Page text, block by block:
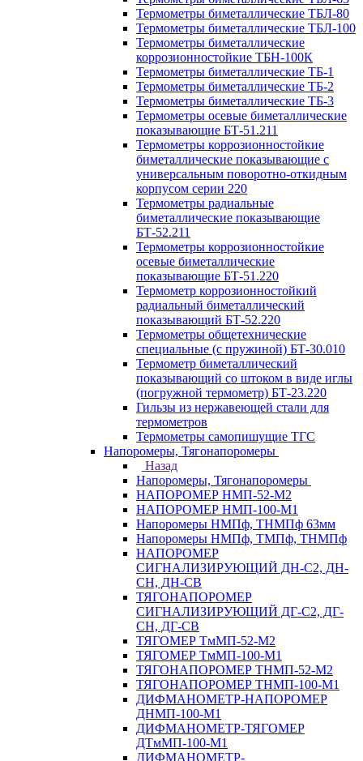
Термометры биметаллические ТБЛ-80
Термометры биметаллические ТБЛ-100
Термометры биметаллические
коррозионностойкие ТБН-100К
Термометры биметаллические ТБ-1
Термометры биметаллические ТБ-2
Термометры биметаллические ТБ-3
Термометры осевые биметаллические
показывающие БТ-51.211
Термометры коррозионностойкие
биметаллические показывающие с
универсальным поворотно-откидным
корпусом серии 220
Термометры радиальные
биметаллические показывающие
БТ-52.211
Термометры коррозионностойкие
осевые биметаллические
показывающие БТ-51.220
Термометр коррозионностойкий
радиальный биметаллический
показывающий БТ-52.220
Термометры общетехнические
специальные (с пружиной) БТ-30.010
Термометр биметаллический
показывающий со штоком в виде иглы
(погружной термометр) БТ-23.220
Гильзы из нержавеющей стали для
термометров
Термометры самопишущие ТГС
Напоромеры, Тягонапоромеры
Назад
Напоромеры, Тягонапоромеры
НАПОРОМЕР НМП-52-М2
НАПОРОМЕР НМП-100-М1
Напоромеры НМПф, ТНМПф 63мм
Напоромеры НМПф, ТМПф, ТНМПф
НАПОРОМЕР
СИГНАЛИЗИРУЮЩИЙ ДН-С2, ДН-
СН, ДН-СВ
ТЯГОНАПОРОМЕР
СИГНАЛИЗИРУЮЩИЙ ДГ-С2, ДГ-
СН, ДГ-СВ
ТЯГОМЕР ТмМП-52-М2
ТЯГОМЕР ТмМП-100-М1
ТЯГОНАПОРОМЕР ТНМП-52-М2
ТЯГОНАПОРОМЕР ТНМП-100-М1
ДИФМАНОМЕТР-НАПОРОМЕР
ДНМП-100-М1
ДИФМАНОМЕТР-ТЯГОМЕР
ДТмМП-100-М1
ДИФМАНОМЕТР-